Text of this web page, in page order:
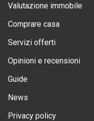
Valutazione immobile
Comprare casa
Servizi offerti
Opinioni e recensioni
Guide
News
Privacy policy